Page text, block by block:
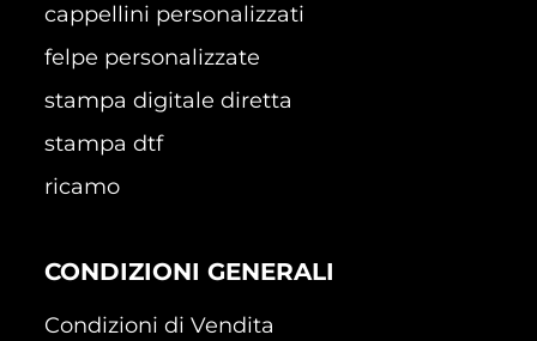
cappellini personalizzati
felpe personalizzate
stampa digitale diretta
stampa dtf
ricamo
CONDIZIONI GENERALI
Condizioni di Vendita